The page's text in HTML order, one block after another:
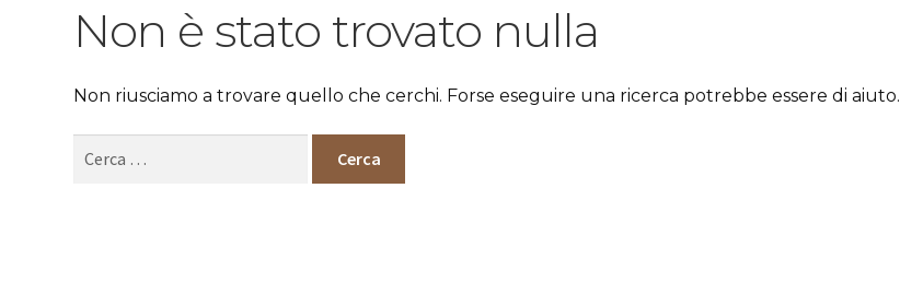
Non è stato trovato nulla
Non riusciamo a trovare quello che cerchi. Forse eseguire una ricerca potrebbe essere di aiuto.